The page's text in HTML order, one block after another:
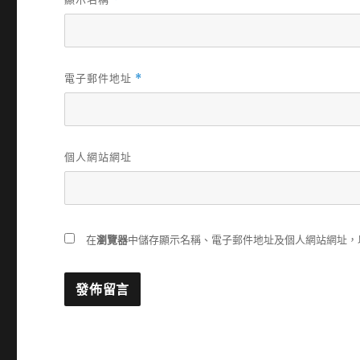
電子郵件地址 *
個人網站網址
在瀏覽器中儲存顯示名稱、電子郵件地址及個人網站網址